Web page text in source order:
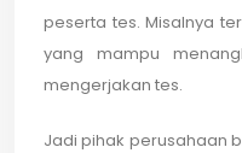
peserta tes. Misalnya
yang mampu
mengerjakan tes.
Jadi pihak perusahaan